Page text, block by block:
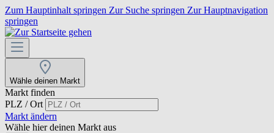
Zum Hauptinhalt springen Zur Suche springen Zur Hauptnavigation
springen
Wähle deinen Markt
Markt finden
PLZ / Ort
Markt ändern
Wähle hier deinen Markt aus